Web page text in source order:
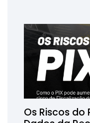
Os Riscos do